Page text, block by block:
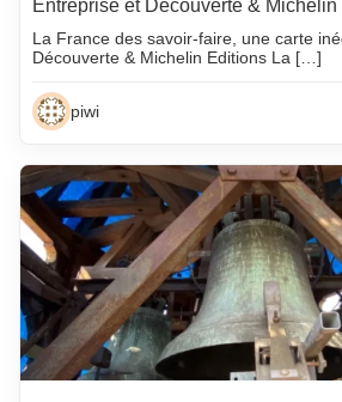
Entreprise et Découverte &
La France des savoir-faire, une carte
Découverte & Michelin Editions La […]
piwi